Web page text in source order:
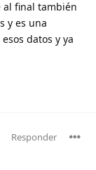
al final también
y es una
datos y ya
Responder